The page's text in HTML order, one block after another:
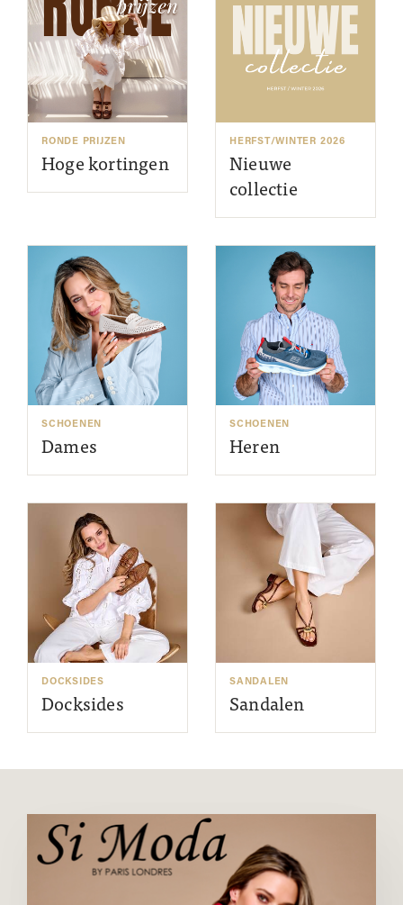
RONDE PRIJZEN
Hoge kortingen
HERFST/WINTER 2026
Nieuwe
collectie
SCHOENEN
Dames
SCHOENEN
Heren
DOCKSIDES
Docksides
SANDALEN
Sandalen